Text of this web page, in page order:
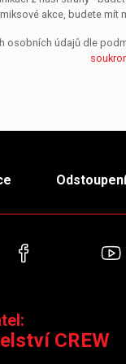
akce, budete
údajů dle
stránkyFacebook
CREW